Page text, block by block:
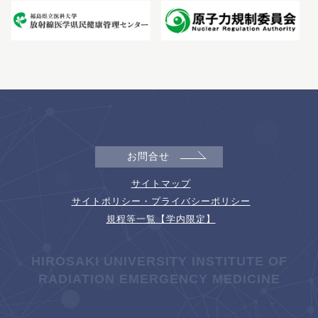
お問合せ
サイトマップ
サイトポリシー・プライバシーポリシー
規程等一覧【学内限定】
HIROSAKI UNIVERSITY INSTITUTE OF
RADIATION EMERGENCY MEDICINE